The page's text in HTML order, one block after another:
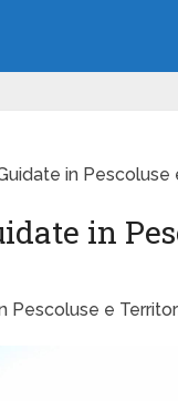
in Pescoluse
in
Pescoluse e